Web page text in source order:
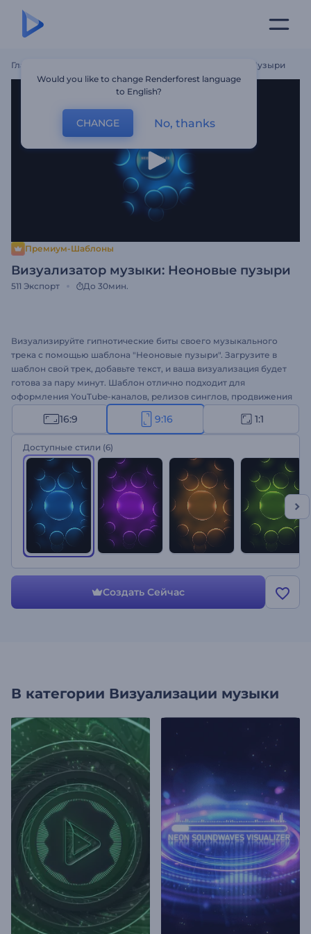
Главная Визуализатор Музыки: Неоновые Пузыри
Премиум-Шаблоны
Визуализатор музыки: Неоновые пузыри
511 Экспорт До 30мин.
Визуализируйте гипнотические биты своего музыкального
трека с помощью шаблона "Неоновые пузыри". Загрузите в
шаблон свой трек, добавьте текст, и ваша визуализация будет
готова за пару минут. Шаблон отлично подходит для
оформления YouTube-каналов, релизов синглов, продвижения
треков и многого другого. Доверьтесь силе неона и создайте
свою визуализацию с неоновыми пузырями!
16:9 9:16 1:1
Доступные стили (6)
Создать Сейчас
В категории Визуализации музыки
Would you like to change Renderforest language
to English?
CHANGE No, thanks